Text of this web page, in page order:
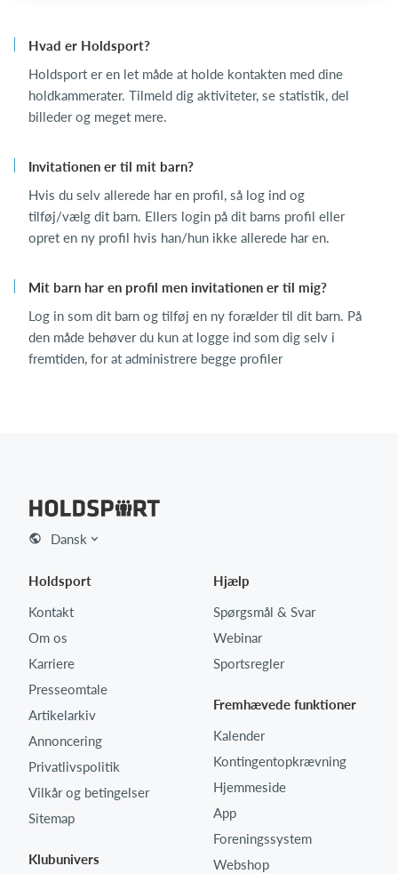
Hvad er Holdsport?
Holdsport er en let måde at holde kontakten med dine
holdkammerater. Tilmeld dig aktiviteter, se statistik, del
billeder og meget mere.
Invitationen er til mit barn?
Hvis du selv allerede har en profil, så log ind og
tilføj/vælg dit barn. Ellers login på dit barns profil eller
opret en ny profil hvis han/hun ikke allerede har en.
Mit barn har en profil men invitationen er til mig?
Log in som dit barn og tilføj en ny forælder til dit barn. På
den måde behøver du kun at logge ind som dig selv i
fremtiden, for at administrere begge profiler
Dansk
Holdsport
Kontakt
Om os
Karriere
Presseomtale
Artikelarkiv
Annoncering
Privatlivspolitik
Vilkår og betingelser
Sitemap
Klubunivers
Hjælp
Spørgsmål & Svar
Webinar
Sportsregler
Fremhævede funktioner
Kalender
Kontingentopkrævning
Hjemmeside
App
Foreningssystem
Webshop